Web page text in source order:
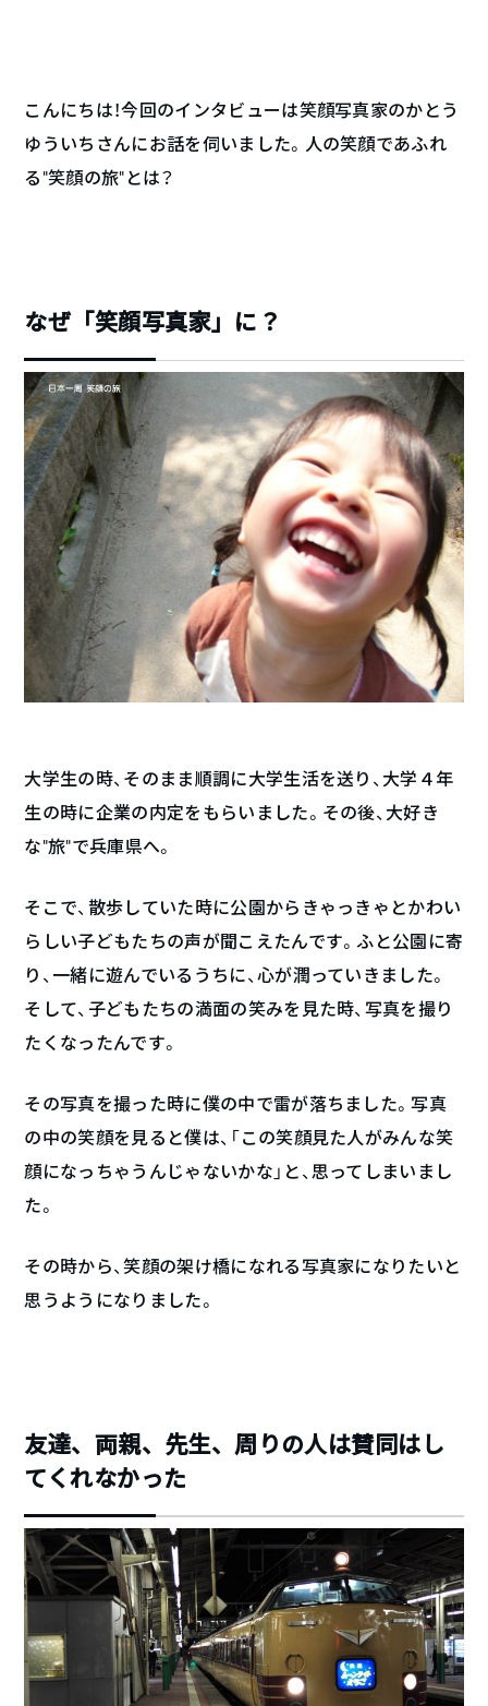
こんにちは！今回のインタビューは笑顔写真家のかとう
ゆういちさんにお話を伺いました。人の笑顔であふれ
る“笑顔の旅”とは？
なぜ「笑顔写真家」に？
大学生の時、そのまま順調に大学生活を送り、大学４年
生の時に企業の内定をもらいました。その後、大好き
な“旅”で兵庫県へ。
そこで、散歩していた時に公園からきゃっきゃとかわい
らしい子どもたちの声が聞こえたんです。ふと公園に寄
り、一緒に遊んでいるうちに、心が潤っていきました。
そして、子どもたちの満面の笑みを見た時、写真を撮り
たくなったんです。
その写真を撮った時に僕の中で雷が落ちました。写真
の中の笑顔を見ると僕は、「この笑顔見た人がみんな笑
顔になっちゃうんじゃないかな」と、思ってしまいまし
た。
その時から、笑顔の架け橋になれる写真家になりたいと
思うようになりました。
友達、両親、先生、周りの人は賛同はし
てくれなかった